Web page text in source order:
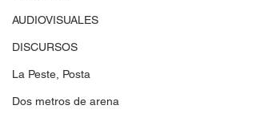
AUDIOVISUALES
DISCURSOS
La Peste, Posta
Dos metros de arena